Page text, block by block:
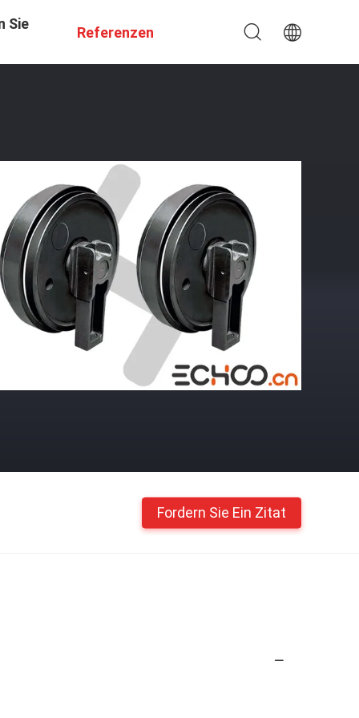
Sie
Referenzen
Fordern Sie Ein Zitat